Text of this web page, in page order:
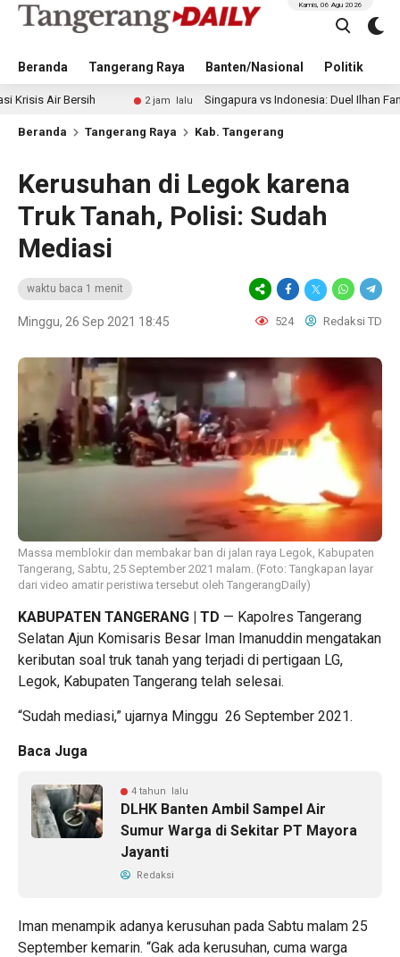
Beranda Tangerang Raya Banten/Nasional Politik
Kamis, 06 Agu 2026
Bersih 2 jam lalu Singapura vs Indonesia: Duel Ilhan Fandi vs
Beranda Tangerang Raya Kab. Tangerang
Kerusuhan di Legok karena
Truk Tanah, Polisi: Sudah
Mediasi
waktu baca 1 menit
Minggu, 26 Sep 2021 18:45 524 Redaksi TD
Massa memblokir dan membakar ban di jalan raya Legok, Kabupaten
Tangerang, Sabtu, 25 September 2021 malam. (Foto: Tangkapan layar
dari video amatir peristiwa tersebut oleh TangerangDaily)
KABUPATEN TANGERANG | TD — Kapolres Tangerang
Selatan Ajun Komisaris Besar Iman Imanuddin mengatakan
keributan soal truk tanah yang terjadi di pertigaan LG,
Legok, Kabupaten Tangerang telah selesai.
“Sudah mediasi,” ujarnya Minggu 26 September 2021.
Baca Juga
4 tahun lalu
DLHK Banten Ambil Sampel Air
Sumur Warga di Sekitar PT Mayora
Jayanti
Redaksi
Iman menampik adanya kerusuhan pada Sabtu malam 25
September kemarin. “Gak ada kerusuhan, cuma warga